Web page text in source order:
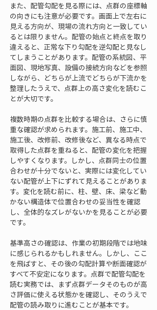
また、配管勾配を見る際には、点群の座標軸
の向きにも注意が必要です。画面上で左右に
見える方向が、現場の流れ方向と一致してい
るとは限りません。配管の始点と終点を取り
違えると、正常な下り勾配を逆勾配と見なし
てしまうことがあります。配管の系統図、平
面図、現地写真、設備の接続方向などを参照
しながら、どちらが上流でどちらが下流かを
整理したうえで、点群上の高さ変化を読むこ
とが大切です。
複数時期の点群を比較する場合は、さらに慎
重な確認が求められます。施工前、施工中、
施工後、改修前、改修後など、異なる時点で
取得した点群を重ねると、配管の変化を把握
しやすくなります。しかし、点群同士の位置
合わせが十分でないと、実際には変化してい
ない配管が上下にずれて見えることがありま
す。変化を読む前に、柱、壁、床、梁など動
かない構造体で位置合わせの妥当性を確認
し、全体的なズレがないかを見ることが必要
です。
基準高さの確認は、作業の初期段階では地味
に感じられるかもしれません。しかし、ここ
を飛ばすと、その後の勾配計算や断面確認が
すべて不安定になります。点群で配管勾配を
読む実務では、まず点群データそのものが高
さ評価に使える状態かを確認し、そのうえで
配管の読み取りに進むことが基本です。